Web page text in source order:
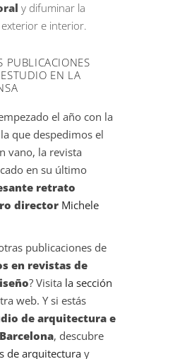
y difuminar la
e interior.
PUBLICACIONES
EN LA
el año con la
que despedimos el
vano, la revista
en su último
retrato
director Michele
publicaciones de
en revistas de
? Visita la sección
web. Y si estás
de arquitectura e
, descubre
de arquitectura y